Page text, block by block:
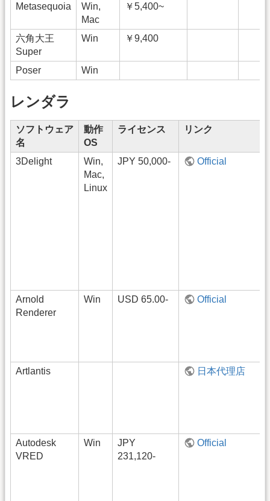
Metasequoia
Win,
Mac
￥5,400~
六角大王
Super
Win ￥9,400
Poser Win
レンダラ
ソフトウェア
名
動作
OS
ライセンス リンク
3Delight
Win,
Mac,
Linux
JPY 50,000- Official
Arnold
Renderer
Win USD 65.00- Official
Artlantis 日本代理店
Autodesk
VRED
Win
JPY
231,120-
Official